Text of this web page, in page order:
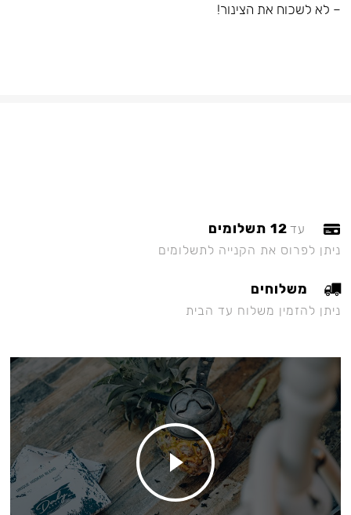
– לא לשכוח את הצינור!
עד 12 תשלומים
ניתן לפרוס את הקנייה לתשלומים
משלוחים
ניתן להזמין משלוח עד הבית